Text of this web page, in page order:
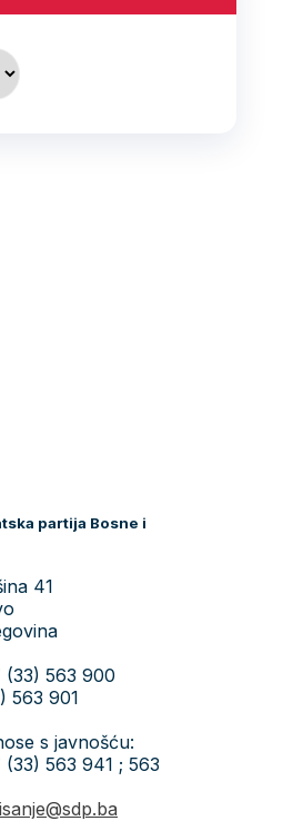
partija Bosne i
41
(33) 563 900
563 901
s javnošću:
563 941 ; 563